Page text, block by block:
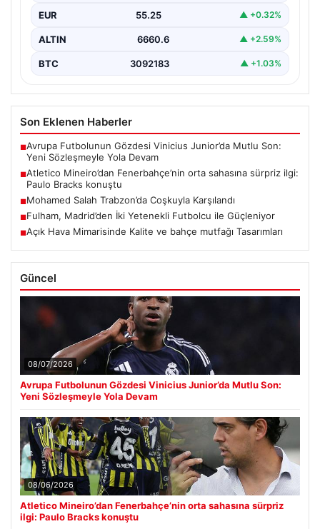
EUR 55.25 ▲ +0.32%
ALTIN 6660.6 ▲ +2.59%
BTC 3092183 ▲ +1.03%
Son Eklenen Haberler
■Avrupa Futbolunun Gözdesi Vinicius Junior’da Mutlu Son:
Yeni Sözleşmeyle Yola Devam
■Atletico Mineiro’dan Fenerbahçe’nin orta sahasına sürpriz ilgi:
Paulo Bracks konuştu
■Mohamed Salah Trabzon’da Coşkuyla Karşılandı
■Fulham, Madrid’den İki Yetenekli Futbolcu ile Güçleniyor
■Açık Hava Mimarisinde Kalite ve bahçe mutfağı Tasarımları
Güncel
08/07/2026
Avrupa Futbolunun Gözdesi Vinicius Junior’da Mutlu Son:
Yeni Sözleşmeyle Yola Devam
08/06/2026
Atletico Mineiro’dan Fenerbahçe’nin orta sahasına sürpriz
ilgi: Paulo Bracks konuştu